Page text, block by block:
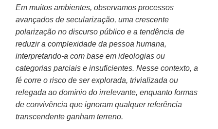
Em muitos ambientes, observamos processos
avançados de secularização, uma crescente
polarização no discurso público e a tendência de
reduzir a complexidade da pessoa humana,
interpretando-a com base em ideologias ou
categorias parciais e insuficientes. Nesse contexto, a
fé corre o risco de ser explorada, trivializada ou
relegada ao domínio do irrelevante, enquanto formas
de convivência que ignoram qualquer referência
transcendente ganham terreno.